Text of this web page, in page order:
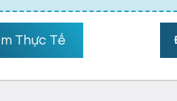
Thực Tế